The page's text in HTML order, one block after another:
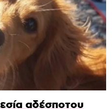
αδέσποτου